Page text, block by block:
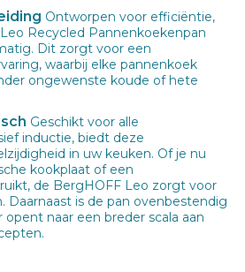
Ontworpen voor efficiëntie,
Recycled Pannenkoekenpan
Dit zorgt voor een
waarbij elke pannenkoek
ongewenste koude of hete
Geschikt voor alle
inductie, biedt deze
in uw keuken. Of je nu
kookplaat of een
de BergHOFF Leo zorgt voor
Daarnaast is de pan ovenbestendig
naar een breder scala aan